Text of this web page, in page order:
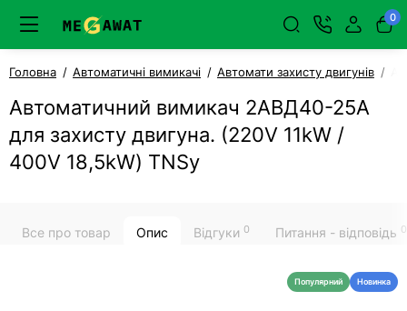
0
Головна Автоматичні вимикачі Автомати захисту двигунів
Автоматичний вимикач 2АВД40-25А
для захисту двигуна. (220V 11kW /
400V 18,5kW) TNSy
Все про товар Опис Відгуки 0 Питання - відповідь 0
Популярний Новинка